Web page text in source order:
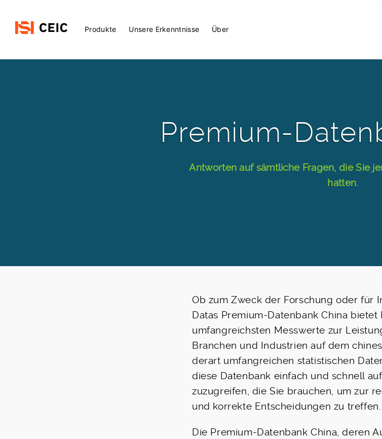
Main
Produkte Unsere Erkenntnisse Über
Premium-
Antworten auf sämtliche Fragen, die Sie
hatten.
Ob zum Zweck der Forschung oder für
Datas Premium-Datenbank China bietet
umfangreichsten Messwerte zur
Branchen und Industrien auf dem
derart umfangreichen statistischen
diese Datenbank einfach und schnell
zuzugreifen, die Sie brauchen, um zur
und korrekte Entscheidungen zu treffen.
Die Premium-Datenbank China, deren